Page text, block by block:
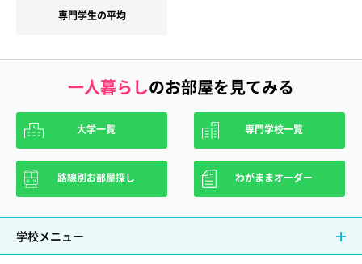
専門学生の平均
一人暮らしのお部屋を見てみる
大学一覧 専門学校一覧
路線別お部屋探し わがままオーダー
学校メニュー